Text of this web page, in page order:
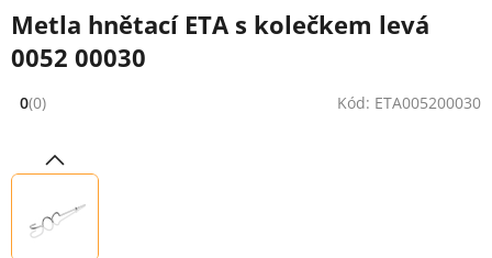
Metla hnětací ETA s kolečkem levá
0052 00030
Hodnocení: 0 z 5 (0 recenzí)
0(0) Kód: ETA005200030